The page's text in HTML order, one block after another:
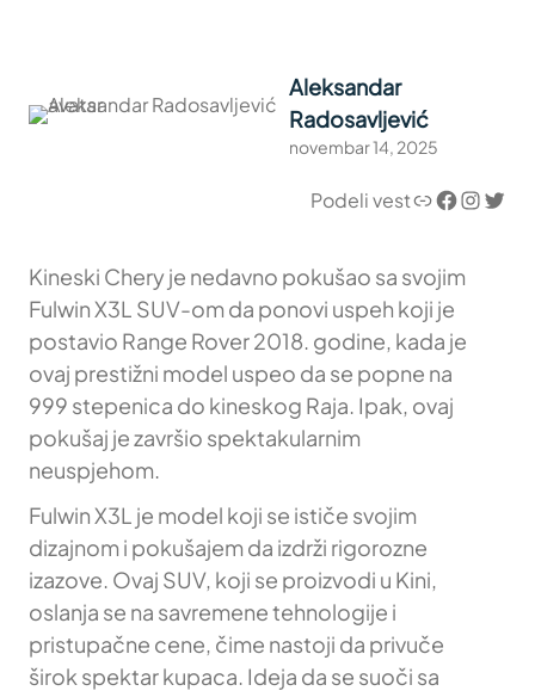
Aleksandar
Radosavljević
novembar 14, 2025
Podeli vestLink Facebook InstagramTwitter
Kineski Chery je nedavno pokušao sa svojim
Fulwin X3L SUV-om da ponovi uspeh koji je
postavio Range Rover 2018. godine, kada je
ovaj prestižni model uspeo da se popne na
999 stepenica do kineskog Raja. Ipak, ovaj
pokušaj je završio spektakularnim
neuspjehom.
Fulwin X3L je model koji se ističe svojim
dizajnom i pokušajem da izdrži rigorozne
izazove. Ovaj SUV, koji se proizvodi u Kini,
oslanja se na savremene tehnologije i
pristupačne cene, čime nastoji da privuče
širok spektar kupaca. Ideja da se suoči sa